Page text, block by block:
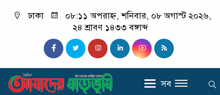
ঢাকা
০৮:১১ অপরাহ্ন, শনিবার, ০৮ অগাস্ট ২০২৬,
২৪ শ্রাবণ ১৪৩৩ বঙ্গাব্দ
সব